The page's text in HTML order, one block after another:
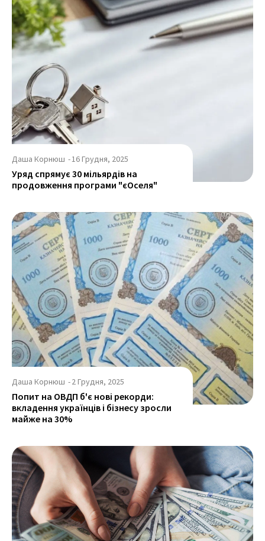
Даша Корнюш -16 Грудня, 2025
Уряд спрямує 30 мільярдів на
продовження програми "єОселя"
Даша Корнюш -2 Грудня, 2025
Попит на ОВДП б'є нові рекорди:
вкладення українців і бізнесу зросли
майже на 30%